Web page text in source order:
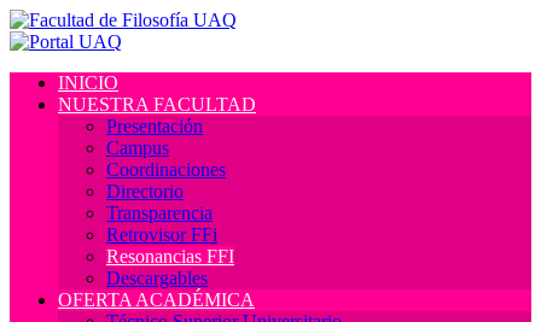
INICIO
NUESTRA FACULTAD
Presentación
Campus
Coordinaciones
Directorio
Transparencia
Retrovisor FFi
Resonancias FFI
Descargables
OFERTA ACADÉMICA